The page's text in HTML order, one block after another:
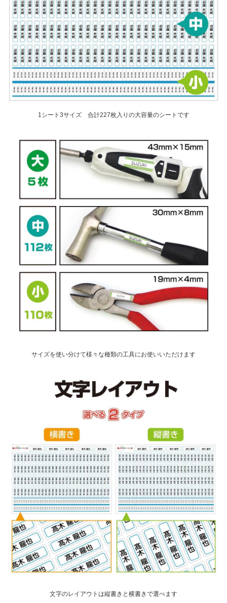
1シート3サイズ 合計227枚入りの大容量のシートです
サイズを使い分けて様々な種類の工具にお使いいただけます
文字のレイアウトは縦書きと横書きで選べます